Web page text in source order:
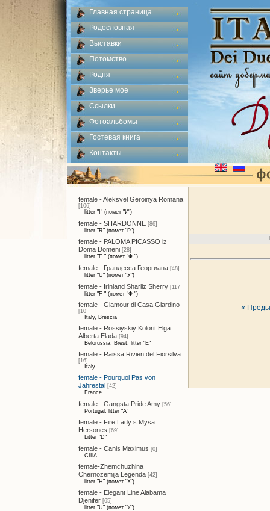
Главная страница
Родословная
Выставки
Потомство
Родня
Зверье мое
Ссылки
Фотоальбомы
Гостевая книга
Контакты
female - Aleksvel Geroinya Romana
[106]
litter "I" (помет "И")
female - SHARDONNE [86]
litter "R" (помет "Р")
female - PALOMA PICASSO iz
Doma Domeni [28]
litter "F " (помет "Ф ")
female - Грандесса Георгиана [48]
litter "U" (помет "У")
female - Irinland Sharliz Sherry [117]
litter "F " (помет "Ф ")
female - Giamour di Casa Giardino
[10]
Italy, Brescia
female - Rossiyskiy Kolorit Elga
Alberta Elada [94]
Belorussia, Brest, litter "E"
female - Raissa Rivien del Fiorsilva
[16]
Italy
female - Pourquoi Pas von
Jahrestal [42]
France.
female - Gangsta Pride Amy [56]
Portugal, litter "A"
female - Fire Lady s Mysa
Hersones [69]
Litter "D"
female - Canis Maximus [0]
США
female-Zhemchuzhina
Chernozemija Legenda [42]
litter "H" (помет "Х")
female - Elegant Line Alabama
Djenifer [65]
litter "U" (помет "У")
«